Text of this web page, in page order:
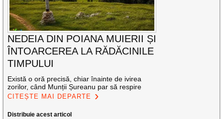
NEDEIA DIN POIANA MUIERII ȘI
ÎNTOARCEREA LA RĂDĂCINILE
TIMPULUI
Există o oră precisă, chiar înainte de ivirea
zorilor, când Munții Șureanu par să respire
CITEȘTE MAI DEPARTE
Distribuie acest articol